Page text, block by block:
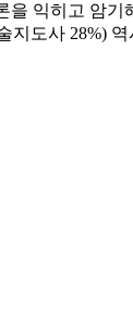
을 익히고 암
지도사 28%)